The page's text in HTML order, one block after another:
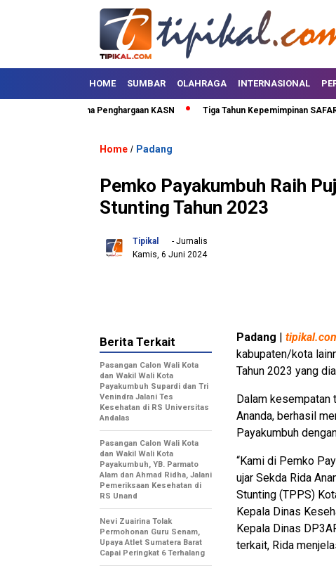
HOME SUMBAR OLAHRAGA INTERNASIONAL
Kota Terima Penghargaan KASN Tiga Tahun Kepemimpinan SAFARI,
Home / Padang
Pemko Payakumbuh Raih
Stunting Tahun 2023
Tipikal
- Jurnalis
Kamis, 6 Juni 2024
Padang |
kabupaten/kota
Tahun 2023 yang
Dalam kesempatan
Ananda, berhasil
Payakumbuh
“Kami di Pemko
ujar Sekda Rida
Stunting (TPPS)
Kepala Dinas
Kepala Dinas
terkait, Rida
Berita Terkait
Pasangan Calon Wali Kota
dan Wakil Wali Kota
Payakumbuh Supardi dan Tri
Venindra Jalani Tes
Kesehatan di RS Universitas
Andalas
Pasangan Calon Wali Kota
dan Wakil Wali Kota
Payakumbuh, YB. Parmato
Alam dan Ahmad Ridha, Jalani
Pemeriksaan Kesehatan di
RS Unand
Nevi Zuairina Tolak
Permohonan Guru Senam,
Upaya Atlet Sumatera Barat
Capai Peringkat 6 Terhalang